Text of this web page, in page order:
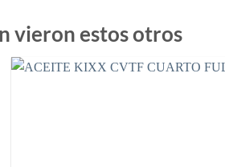
vieron estos otros